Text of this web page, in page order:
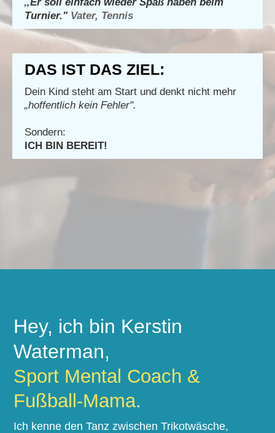
Turnier." Vater, Tennis
DAS IST DAS ZIEL:
Dein Kind steht am Start und denkt nicht mehr
„hoffentlich kein Fehler".
Sondern:
ICH BIN BEREIT!
Hey, ich bin Kerstin
Waterman,
Sport Mental Coach &
Fußball-Mama.
Ich kenne den Tanz zwischen Trikotwäsche,